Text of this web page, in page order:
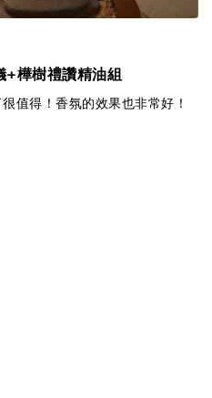
樺樹禮讚精油組
值得！香氛的效果也非常好！